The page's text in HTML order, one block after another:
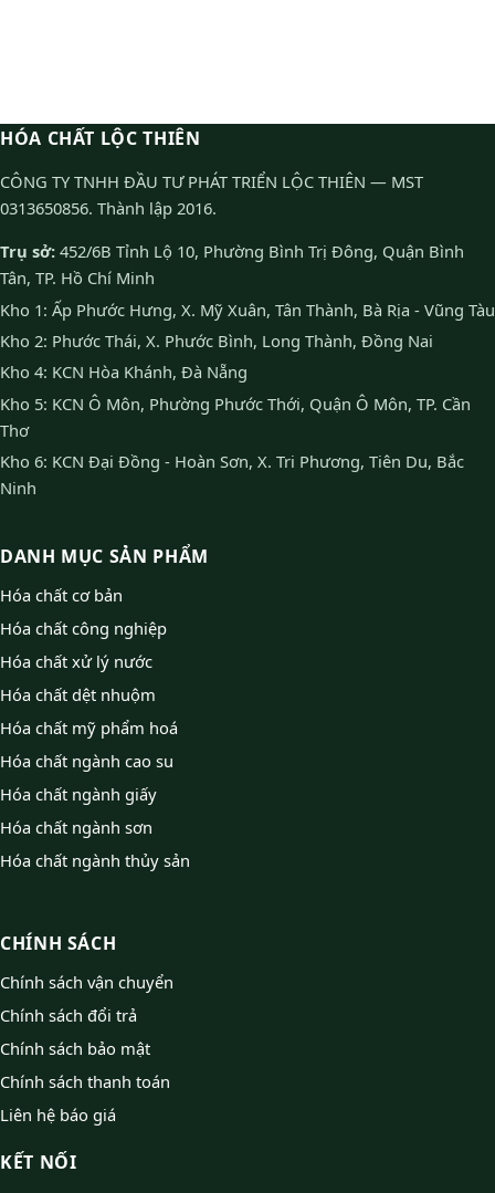
HÓA CHẤT LỘC THIÊN
CÔNG TY TNHH ĐẦU TƯ PHÁT TRIỂN LỘC THIÊN — MST
0313650856. Thành lập 2016.
Trụ sở: 452/6B Tỉnh Lộ 10, Phường Bình Trị Đông, Quận Bình
Tân, TP. Hồ Chí Minh
Kho 1: Ấp Phước Hưng, X. Mỹ Xuân, Tân Thành, Bà Rịa - Vũng Tàu
Kho 2: Phước Thái, X. Phước Bình, Long Thành, Đồng Nai
Kho 4: KCN Hòa Khánh, Đà Nẵng
Kho 5: KCN Ô Môn, Phường Phước Thới, Quận Ô Môn, TP. Cần
Thơ
Kho 6: KCN Đại Đồng - Hoàn Sơn, X. Tri Phương, Tiên Du, Bắc
Ninh
DANH MỤC SẢN PHẨM
Hóa chất cơ bản
Hóa chất công nghiệp
Hóa chất xử lý nước
Hóa chất dệt nhuộm
Hóa chất mỹ phẩm hoá
Hóa chất ngành cao su
Hóa chất ngành giấy
Hóa chất ngành sơn
Hóa chất ngành thủy sản
CHÍNH SÁCH
Chính sách vận chuyển
Chính sách đổi trả
Chính sách bảo mật
Chính sách thanh toán
Liên hệ báo giá
KẾT NỐI